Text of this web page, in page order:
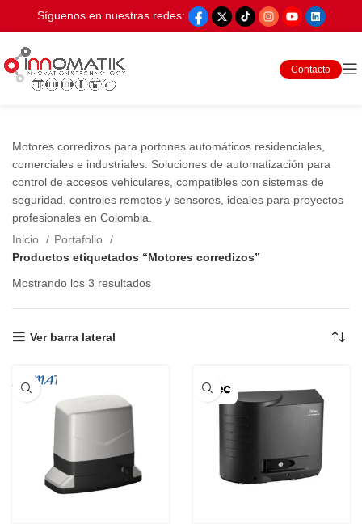
Síguenos en nuestras redes:
Contacto
Motores corredizos para portones automáticos residenciales,
comerciales e industriales. Soluciones de automatización para
control de accesos vehiculares, compatibles con sistemas de
seguridad, controles remotos y sensores, ideales para proyectos
profesionales en Colombia.
Inicio
Portafolio
Productos etiquetados “Motores corredizos”
Mostrando los 3 resultados
Ver barra lateral